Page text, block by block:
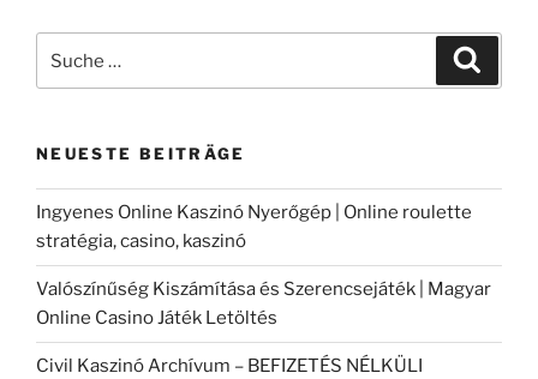
nach:
NEUESTE BEITRÄGE
Ingyenes Online Kaszinó Nyerőgép | Online roulette
stratégia, casino, kaszinó
Valószínűség Kiszámítása és Szerencsejáték | Magyar
Online Casino Játék Letöltés
Civil Kaszinó Archívum – BEFIZETÉS NÉLKÜLI